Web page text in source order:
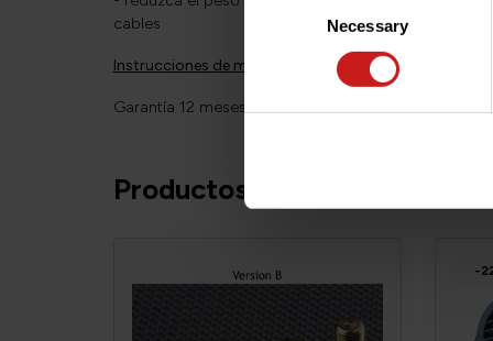
Necessary
cables
Instrucciones de montaje vídeo
Garantía 12 meses.
Productos relacionados
-